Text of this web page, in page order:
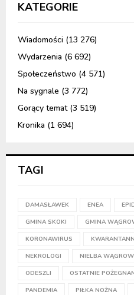
KATEGORIE
Wiadomości (13 276)
Wydarzenia (6 692)
Społeczeństwo (4 571)
Na sygnale (3 772)
Gorący temat(3 519)
Kronika (1 694)
TAGI
DAMASŁAWEK ENEA
GMINA SKOKI GMINA
KORONAWIRUS
NEKROLOGI NIELBA
ODESZLI OSTATNIE
PANDEMIA PIŁKA NOŻNA